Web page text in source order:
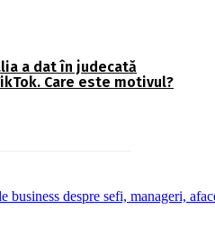
a dat în judecată
Care este motivul?